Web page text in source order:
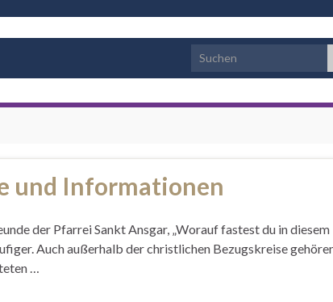
Search for:
und Informationen
der Pfarrei Sankt Ansgar, „Worauf fastest du in diesem
Auch außerhalb der christlichen Bezugskreise
…